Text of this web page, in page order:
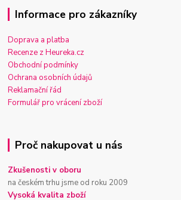
Informace pro zákazníky
Doprava a platba
Recenze z Heureka.cz
Obchodní podmínky
Ochrana osobních údajů
Reklamační řád
Formulář pro vrácení zboží
Proč nakupovat u nás
Zkušenosti v oboru
na českém trhu jsme od roku 2009
Vysoká kvalita zboží